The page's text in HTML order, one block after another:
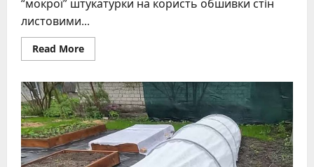
“мокрої” штукатурки на користь обшивки стін
листовими...
Read MoreRead
more
стін
у
2026
році:
кращі
матеріали,
поради,
порівняння